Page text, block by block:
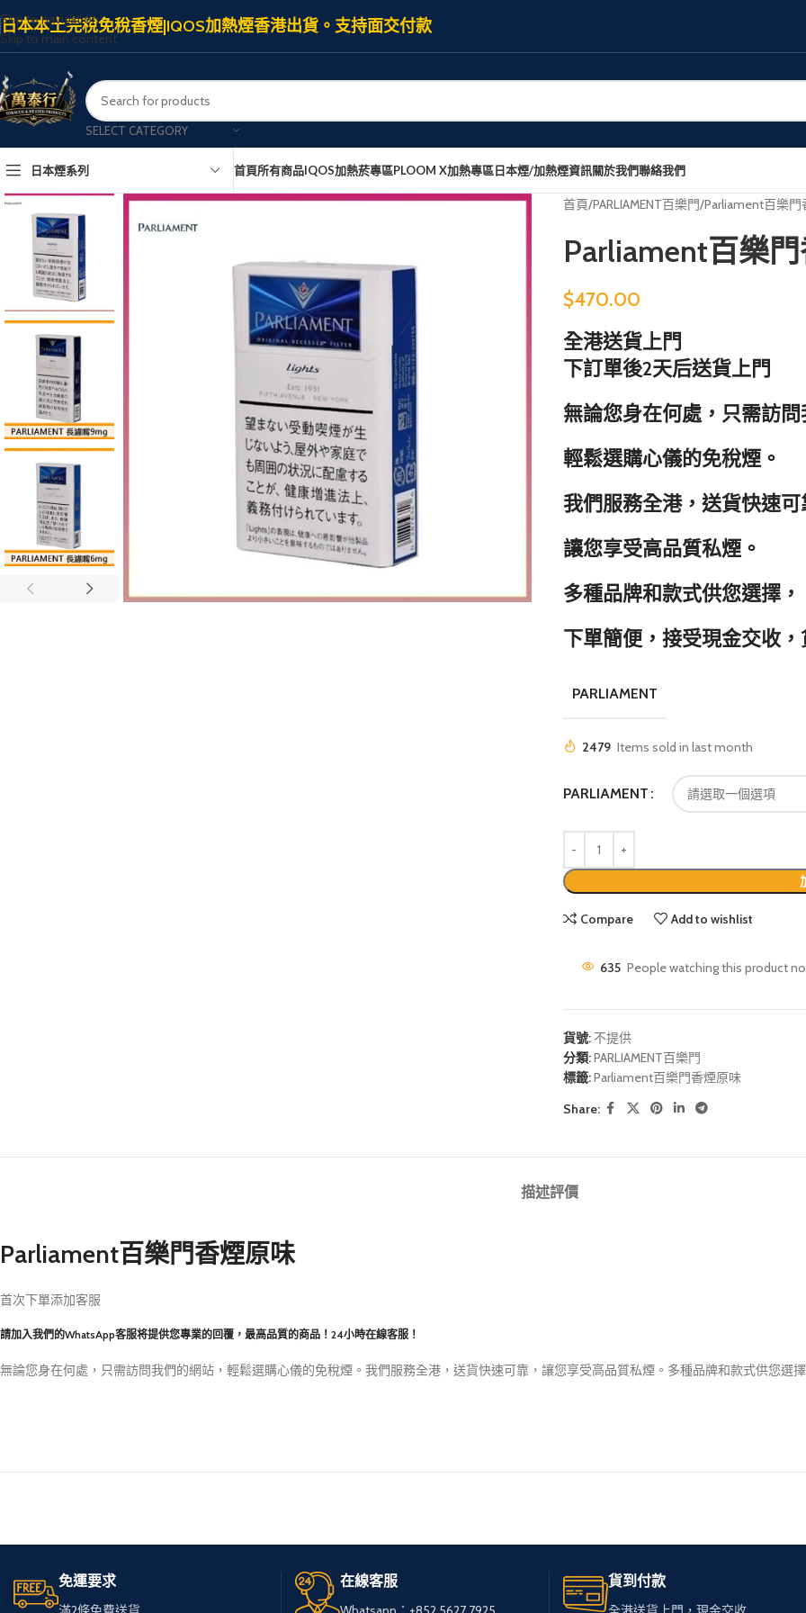
Skip to navigation
Skip to main content
日本本土完稅免稅香煙|IQOS加熱煙香港出貨。支持面交付款
SELECT CATEGORY
日本煙系列 首頁所有商品IQOS加熱菸專區PLOOM X加熱專區日本煙/加熱煙資訊關於我們聯絡我們
首頁 PARLIAMENT百樂門 Parliament百樂門
Parliament百樂
$470.00
全港送貨上門
下訂單後2天后送貨上門
無論您身在何處，只需訪問
輕鬆選購心儀的免稅煙。
我們服務全港，送貨快速可
讓您享受高品質私煙。
多種品牌和款式供您選擇，
下單簡便，接受現金交收，
PARLIAMENT
2479 Items sold in last month
PARLIAMENT
Compare Add to wishlist
635 People watching this product
貨號: 不提供
分類:PARLIAMENT百樂門
標籤:Parliament百樂門香煙原味
Share:
描述評價
Parliament百樂門香煙原味
首次下單添加客服
請加入我們的WhatsApp客服将提供您專業的回覆，最高品質的商品！24小時在線客服！
無論您身在何處，只需訪問我們的網站，輕鬆選購心儀的免稅煙。我們服務全港，送貨快速可靠，讓您享受高品質私煙。多種品牌和款式供您選
免運要求 在線客服 貨到付款